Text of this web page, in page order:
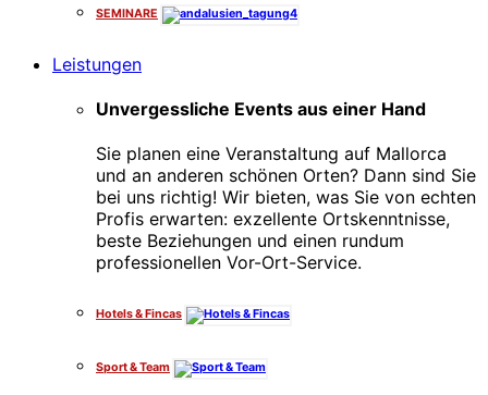
SEMINARE
Leistungen
Unvergessliche Events aus einer Hand
Sie planen eine Veranstaltung auf Mallorca
und an anderen schönen Orten? Dann sind Sie
bei uns richtig! Wir bieten, was Sie von echten
Profis erwarten: exzellente Ortskenntnisse,
beste Beziehungen und einen rundum
professionellen Vor-Ort-Service.
Hotels & Fincas
Sport & Team